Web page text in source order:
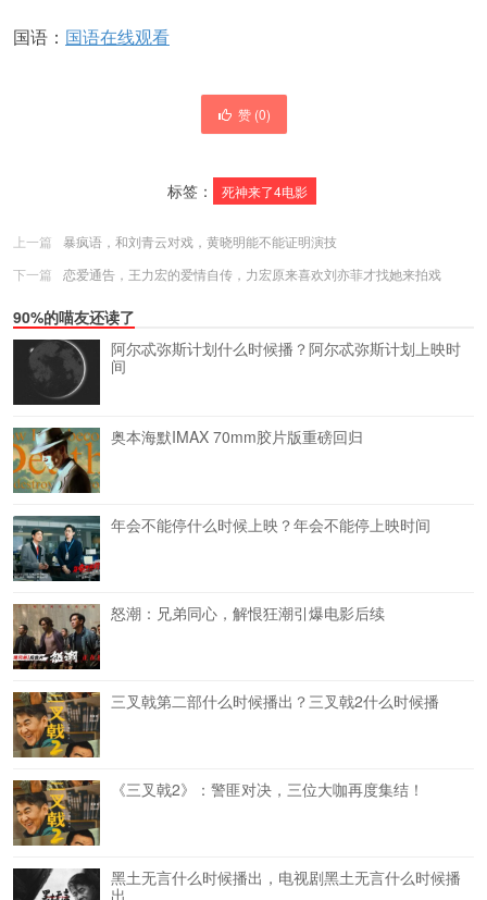
国语： 国语在线观看
赞 (0)
标签： 死神来了4电影
上一篇
暴疯语，和刘青云对戏，黄晓明能不能证明演技
下一篇
恋爱通告，王力宏的爱情自传，力宏原来喜欢刘亦菲才找她来拍戏
90%的喵友还读了
阿尔忒弥斯计划什么时候播？阿尔忒弥斯计划上映时
间
奥本海默IMAX 70mm胶片版重磅回归
年会不能停什么时候上映？年会不能停上映时间
怒潮：兄弟同心，解恨狂潮引爆电影后续
三叉戟第二部什么时候播出？三叉戟2什么时候播
《三叉戟2》：警匪对决，三位大咖再度集结！
黑土无言什么时候播出，电视剧黑土无言什么时候播
出